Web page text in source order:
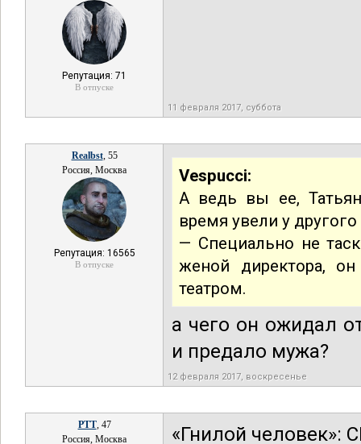
Репутация: 71
В отпуске
11 февраля 2017, суббота
Realbst, 55
Россия, Москва
Репутация: 16565
В отпуске
Vespucci:
А ведь вы ее,
время увели у
— Специально не
женой директора,
театром.
а чего он ожидал
и предало мужа?
12 февраля 2017, воскресенье
РТТ, 47
Россия, Москва
«Гнилой человек»: